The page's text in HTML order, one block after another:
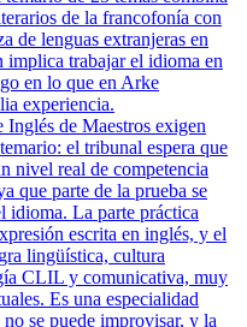
de la francofonía con
de lenguas extranjeras en
implica trabajar el idioma en
en lo que en Arke
experiencia.
Inglés de Maestros exigen
el tribunal espera que
nivel real de competencia
que parte de la prueba se
idioma. La parte práctica
escrita en inglés, y el
lingüística, cultura
CLIL y comunicativa, muy
Es una especialidad
se puede improvisar, y la